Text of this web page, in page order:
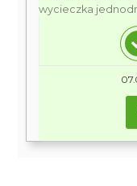
wycieczka